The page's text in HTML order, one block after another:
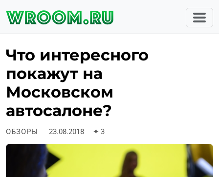
Что интересного
покажут на
Московском
автосалоне?
ОБЗОРЫ 23.08.2018 ✦ 3